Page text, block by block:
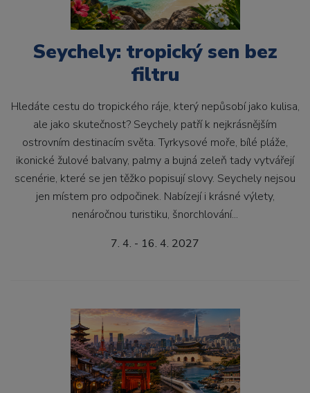
Seychely: tropický sen bez
filtru
Hledáte cestu do tropického ráje, který nepůsobí jako kulisa,
ale jako skutečnost? Seychely patří k nejkrásnějším
ostrovním destinacím světa. Tyrkysové moře, bílé pláže,
ikonické žulové balvany, palmy a bujná zeleň tady vytvářejí
scenérie, které se jen těžko popisují slovy. Seychely nejsou
jen místem pro odpočinek. Nabízejí i krásné výlety,
nenáročnou turistiku, šnorchlování...
7. 4. - 16. 4. 2027